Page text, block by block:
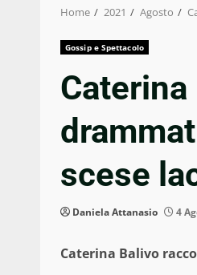
Home 2021 Agosto
Gossip e Spettacolo
scese
Daniela Attanasio 4
Caterina Balivo